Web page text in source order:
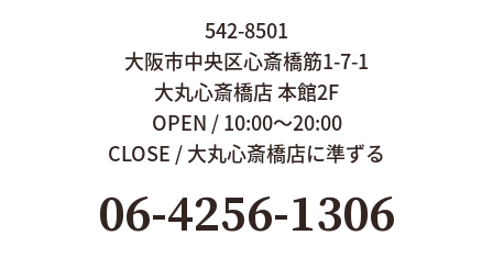
542-8501
大阪市中央区心斎橋筋1-7-1
大丸心斎橋店 本館2F
OPEN / 10:00～20:00
CLOSE / 大丸心斎橋店に準ずる
06-4256-1306